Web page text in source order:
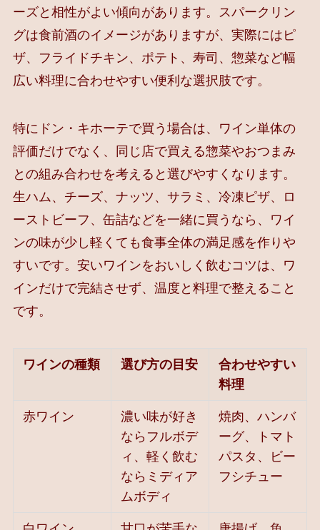
ーズと相性がよい傾向があります。スパークリン
グは食前酒のイメージがありますが、実際にはピ
ザ、フライドチキン、ポテト、寿司、惣菜など幅
広い料理に合わせやすい便利な選択肢です。
特にドン・キホーテで買う場合は、ワイン単体の
評価だけでなく、同じ店で買える惣菜やおつまみ
との組み合わせを考えると選びやすくなります。
生ハム、チーズ、ナッツ、サラミ、冷凍ピザ、ロ
ーストビーフ、缶詰などを一緒に買うなら、ワイ
ンの味が少し軽くても食事全体の満足感を作りや
すいです。安いワインをおいしく飲むコツは、ワ
インだけで完結させず、温度と料理で整えること
です。
ワインの種類 選び方の目安
合わせやすい
料理
赤ワイン
濃い味が好き
ならフルボデ
ィ、軽く飲む
ならミディア
ムボディ
焼肉、ハンバ
ーグ、トマト
パスタ、ビー
フシチュー